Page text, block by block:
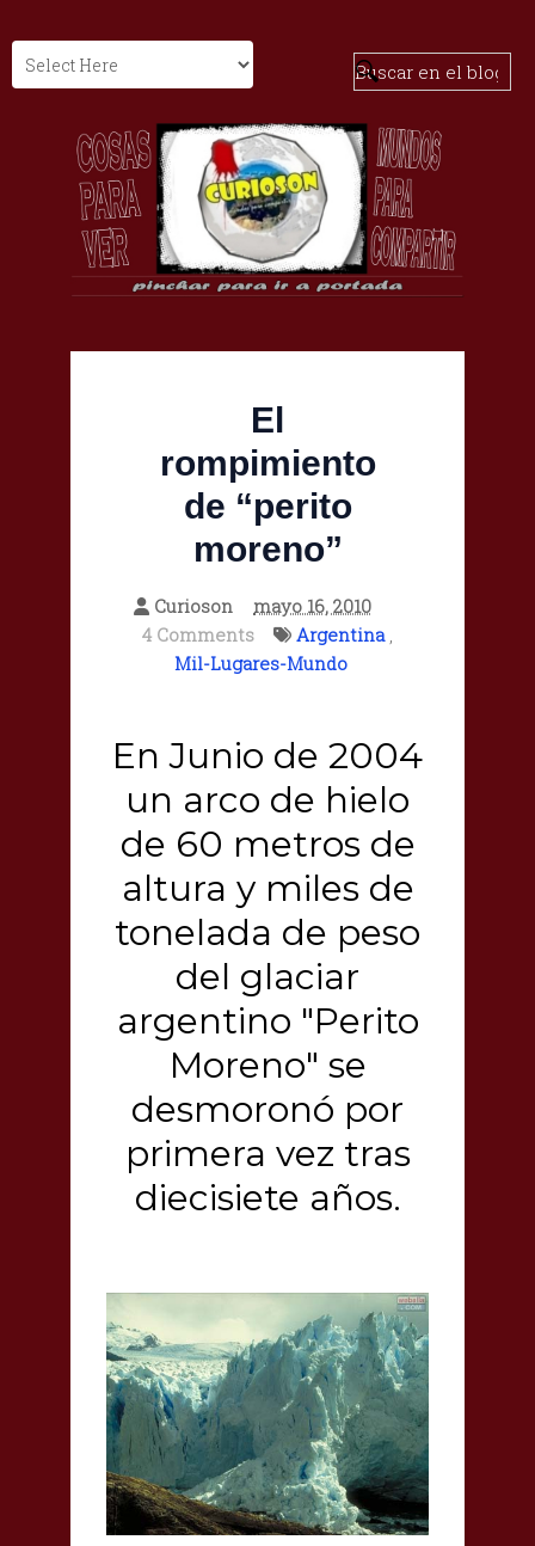
El
rompimiento
de “perito
moreno”
Curioson
mayo 16, 2010
4 Comments
Argentina,
Mil-Lugares-Mundo
En Junio de 2004
un arco de hielo
de 60 metros de
altura y miles de
tonelada de peso
del glaciar
argentino "Perito
Moreno" se
desmoronó por
primera vez tras
diecisiete años.